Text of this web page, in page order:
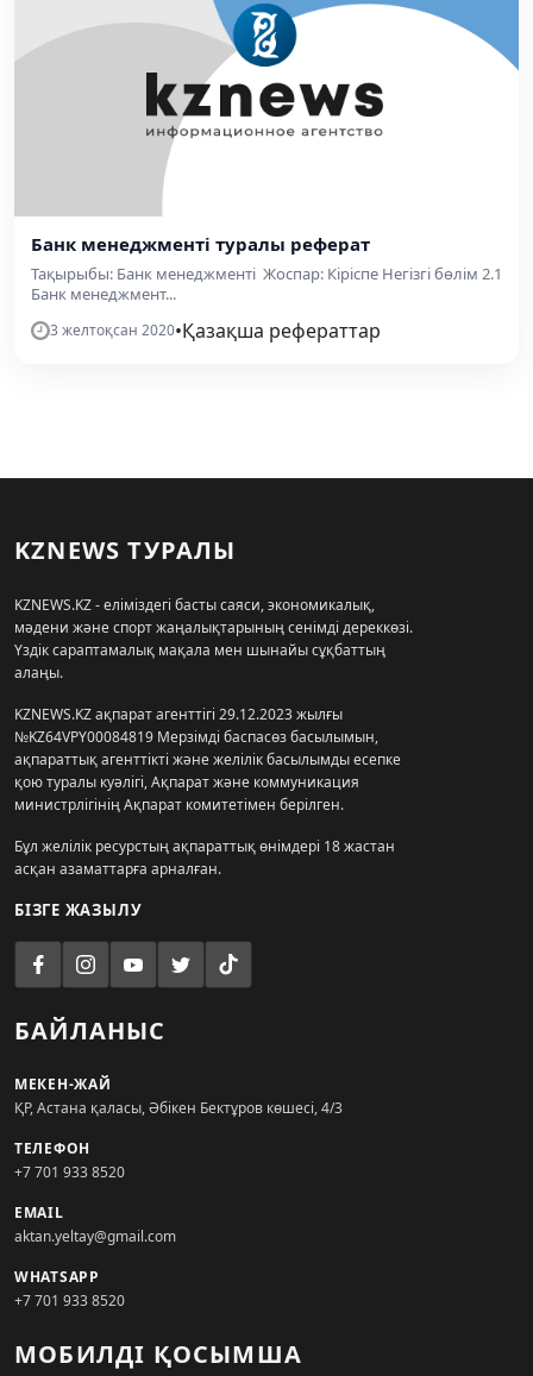
Банк менеджменті туралы реферат
Тақырыбы: Банк менеджменті Жоспар: Кіріспе Негізгі бөлім 2.1
Банк менеджмент...
3 желтоқсан 2020•Қазақша рефераттар
KZNEWS ТУРАЛЫ
KZNEWS.KZ - еліміздегі басты саяси, экономикалық,
мәдени және спорт жаңалықтарының сенімді дереккөзі.
Үздік сараптамалық мақала мен шынайы сұқбаттың
алаңы.
KZNEWS.KZ ақпарат агенттігі 29.12.2023 жылғы
№KZ64VPY00084819 Мерзімді баспасөз басылымын,
ақпараттық агенттікті және желілік басылымды есепке
қою туралы куәлігі, Ақпарат және коммуникация
министрлігінің Ақпарат комитетімен берілген.
Бұл желілік ресурстың ақпараттық өнімдері 18 жастан
асқан азаматтарға арналған.
БІЗГЕ ЖАЗЫЛУ
БАЙЛАНЫС
МЕКЕН-ЖАЙ
ҚР, Астана қаласы, Әбікен Бектұров көшесі, 4/3
ТЕЛЕФОН
+7 701 933 8520
EMAIL
aktan.yeltay@gmail.com
WHATSAPP
+7 701 933 8520
МОБИЛДІ ҚОСЫМША